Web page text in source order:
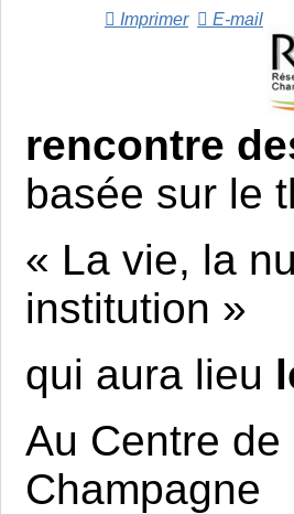
Imprimer E-mail
rencontre
basée sur le
« La vie, la
institution »
qui aura lieu
Au Centre
Champagne